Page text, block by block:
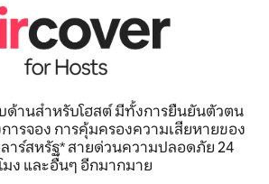
ด้านสำหรับโฮสต์ มีทั้งการยืนยันตัวตน
ารจอง การคุ้มครองความเสียหายของ
าร์สหรัฐ* สายด่วนความปลอดภัย 24
มง และอื่นๆ อีกมากมาย